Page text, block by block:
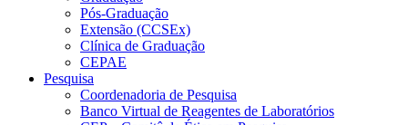
Pós-Graduação
Extensão (CCSEx)
Clínica de Graduação
CEPAE
Pesquisa
Coordenadoria de Pesquisa
Banco Virtual de Reagentes de Laboratórios